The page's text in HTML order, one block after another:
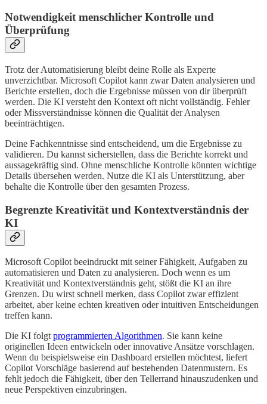
Notwendigkeit menschlicher Kontrolle und
Überprüfung
Trotz der Automatisierung bleibt deine Rolle als Experte
unverzichtbar. Microsoft Copilot kann zwar Daten analysieren und
Berichte erstellen, doch die Ergebnisse müssen von dir überprüft
werden. Die KI versteht den Kontext oft nicht vollständig. Fehler
oder Missverständnisse können die Qualität der Analysen
beeinträchtigen.
Deine Fachkenntnisse sind entscheidend, um die Ergebnisse zu
validieren. Du kannst sicherstellen, dass die Berichte korrekt und
aussagekräftig sind. Ohne menschliche Kontrolle könnten wichtige
Details übersehen werden. Nutze die KI als Unterstützung, aber
behalte die Kontrolle über den gesamten Prozess.
Begrenzte Kreativität und Kontextverständnis der
KI
Microsoft Copilot beeindruckt mit seiner Fähigkeit, Aufgaben zu
automatisieren und Daten zu analysieren. Doch wenn es um
Kreativität und Kontextverständnis geht, stößt die KI an ihre
Grenzen. Du wirst schnell merken, dass Copilot zwar effizient
arbeitet, aber keine echten kreativen oder intuitiven Entscheidungen
treffen kann.
Die KI folgt programmierten Algorithmen. Sie kann keine
originellen Ideen entwickeln oder innovative Ansätze vorschlagen.
Wenn du beispielsweise ein Dashboard erstellen möchtest, liefert
Copilot Vorschläge basierend auf bestehenden Datenmustern. Es
fehlt jedoch die Fähigkeit, über den Tellerrand hinauszudenken und
neue Perspektiven einzubringen.